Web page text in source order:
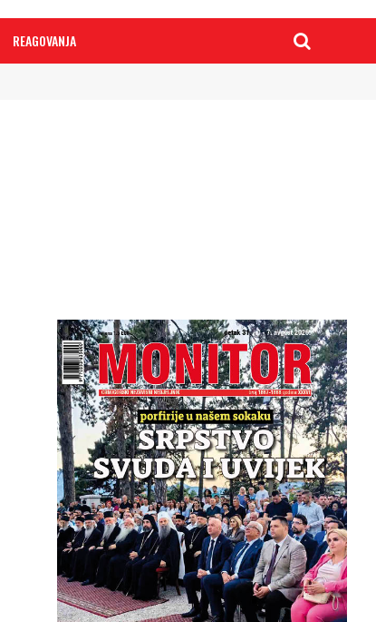
REAGOVANJA